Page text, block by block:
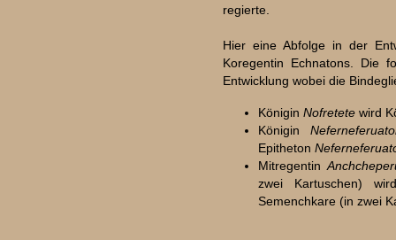
regierte.
Hier eine Abfolge in der
Koregentin Echnatons. Die
Entwicklung wobei die
Königin Nofretete wird
Königin
Epitheton
Mitregentin
zwei Kartuschen)
Semenchkare (in zwei